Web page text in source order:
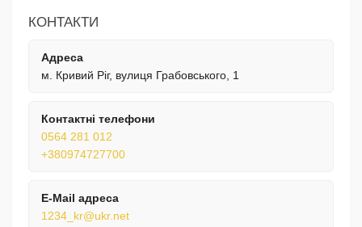
КОНТАКТИ
Адреса
м. Кривий Ріг, вулиця Грабовського, 1
Контактні телефони
0564 281 012
+380974727700
E-Mail адреса
1234_kr@ukr.net